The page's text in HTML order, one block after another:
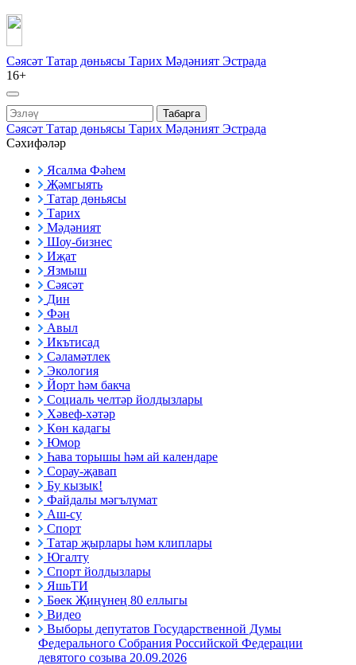
Сәясәт Татар дөньясы Тарих Мәдәният Эстрада
16+
Табарга
Сәясәт Татар дөньясы Тарих Мәдәният Эстрада
Сәхифәләр
Ясалма Фәһем
Җәмгыять
Татар дөньясы
Тарих
Мәдәният
Шоу-бизнес
Иҗат
Язмыш
Сәясәт
Дин
Фән
Авыл
Икътисад
Сәламәтлек
Экология
Йорт һәм бакча
Социаль челтәр йолдызлары
Хәвеф-хәтәр
Көн кадагы
Юмор
Һава торышы һәм ай календаре
Сорау-җавап
Бу кызык!
Файдалы мәгълүмат
Аш-су
Спорт
Татар җырлары һәм клиплары
Югалту
Спорт йолдызлары
ЯшьТИ
Бөек Җиңүнең 80 еллыгы
Видео
Выборы депутатов Государственной Думы
Федерального Собрания Российской Федерации
девятого созыва 20.09.2026